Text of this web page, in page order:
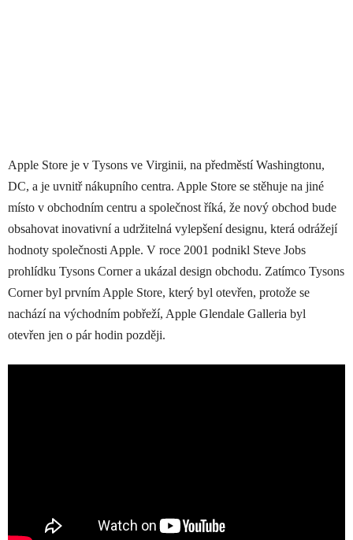
Apple Store je v Tysons ve Virginii, na předměstí Washingtonu,
DC, a je uvnitř nákupního centra. Apple Store se stěhuje na jiné
místo v obchodním centru a společnost říká, že nový obchod bude
obsahovat inovativní a udržitelná vylepšení designu, která odrážejí
hodnoty společnosti Apple. V roce 2001 podnikl Steve Jobs
prohlídku Tysons Corner a ukázal design obchodu. Zatímco Tysons
Corner byl prvním ‌Apple Store‌, který byl otevřen, protože se
nachází na východním pobřeží, Apple Glendale Galleria byl
otevřen jen o pár hodin později.